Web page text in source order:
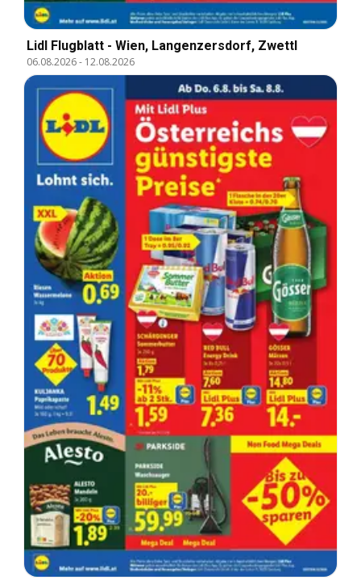
Lidl Flugblatt - Wien, Langenzersdorf, Zwettl
06.08.2026- 12.08.2026